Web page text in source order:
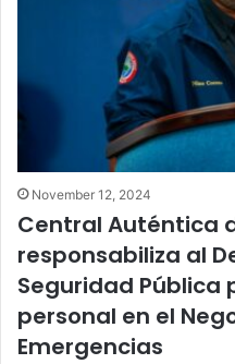
November 12, 2024
Central Auténtica
responsabiliza al
Seguridad Pública
personal en el
Emergencias